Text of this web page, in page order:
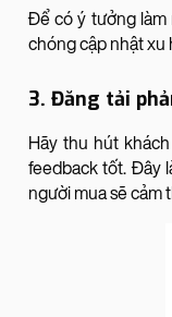
Để có ý tưởng làm
chóng cập nhật xu
3. Đăng tải
Hãy thu hút
feedback tốt. Đây
người mua sẽ cảm